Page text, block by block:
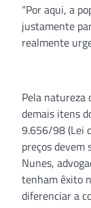
“Por aqui, a
justamente
realmente
Pela natureza
demais itens
9.656/98 (Lei
preços devem
Nunes,
tenham êxito
diferenciar a